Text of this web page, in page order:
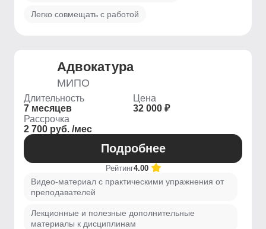
Легко совмещать с работой
Адвокатура
МИПО
Длительность
7 месяцев
Цена
32 000 ₽
Рассрочка
2 700 руб. /мес
Подробнее
Рейтинг4.00
Видео-материал с практическими упражнения от
преподавателей
Лекционные и полезные дополнительные
материалы к дисциплинам